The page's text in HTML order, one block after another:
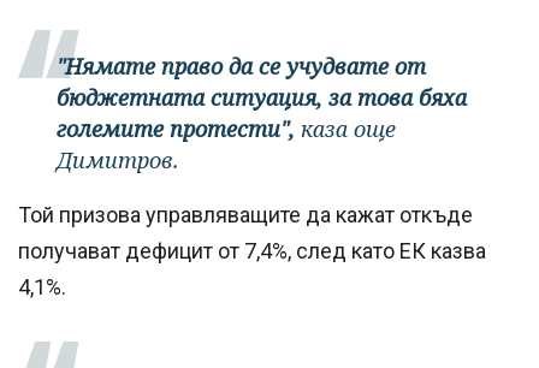
"Нямате право да се учудвате от
бюджетната ситуация, за това бяха
големите протести", каза още
Димитров.
Той призова управляващите да кажат откъде
получават дефицит от 7,4%, след като ЕК казва
4,1%.